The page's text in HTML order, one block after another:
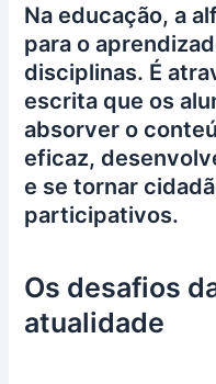
Na educação, a
para o
disciplinas. É
escrita que os
absorver o
eficaz,
e se tornar
participativos.
Os desafios
atualidade